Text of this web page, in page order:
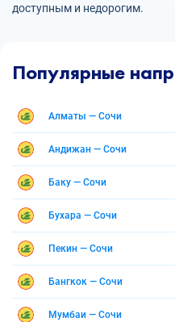
доступным и недорогим.
Популярные
Алматы — Сочи
Андижан — Сочи
Баку — Сочи
Бухара — Сочи
Пекин — Сочи
Бангкок — Сочи
Мумбаи — Сочи